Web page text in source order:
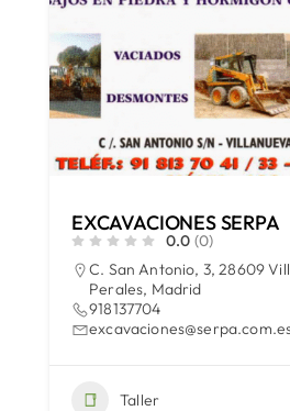
EXCAVACIONES SERPA
0.0 (0)
C. San Antonio, 3, 28609
Perales, Madrid
918137704
Taller